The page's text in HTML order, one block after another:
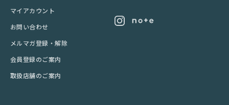
マイアカウント
お問い合わせ
メルマガ登録・解除
会員登録のご案内
取扱店舗のご案内